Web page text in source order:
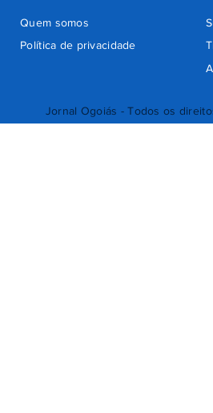
Jornal Ogoiás - Todos os
Quem somos
Política de privacidade